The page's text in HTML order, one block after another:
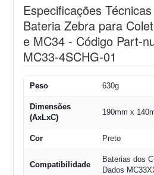
Especificações
Bateria Zebra para
e MC34 - Código Part-
MC33-4SCHG-01
Peso 630g
Dimensões
(AxLxC)
190mm x
Cor Preto
Compatibilidade
Baterias dos
Dados